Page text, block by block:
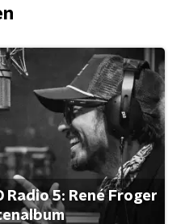
Radio 5: René Froger